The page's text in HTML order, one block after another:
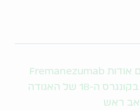
טבע תציג נתונים אודות Fremanezumab
למניעת מיגרנה בקונגרס ה-18 של האגודה
ראש